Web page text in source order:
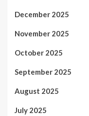
December 2025
November 2025
October 2025
September 2025
August 2025
July 2025